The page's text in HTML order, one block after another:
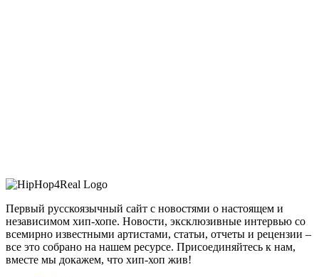
Первый русскоязычный сайт с новостями о настоящем и
независимом хип-хопе. Новости, эксклюзивные интервью со
всемирно известными артистами, статьи, отчеты и рецензии –
все это собрано на нашем ресурсе. Присоединяйтесь к нам,
вместе мы докажем, что хип-хоп жив!